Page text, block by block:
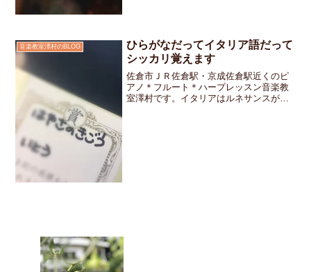
音楽教室澤村のBLOG
ひらがなだってイタリア語だって
シッカリ覚えます
佐倉市ＪＲ佐倉駅・京成佐倉駅近くのピ
アノ＊フルート＊ハープレッスン音楽教
室澤村です。イタリアはルネサンスが発